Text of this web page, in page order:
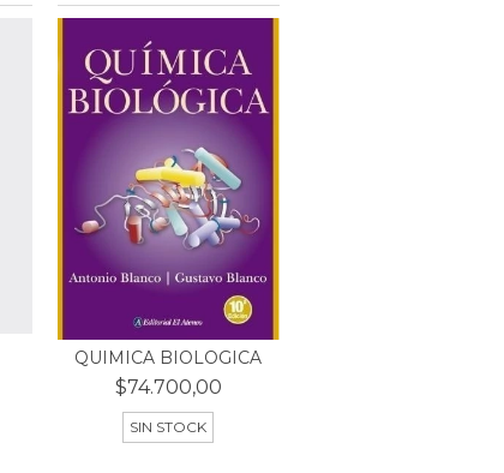
QUIMICA BIOLOGICA
$74.700,00
SIN STOCK